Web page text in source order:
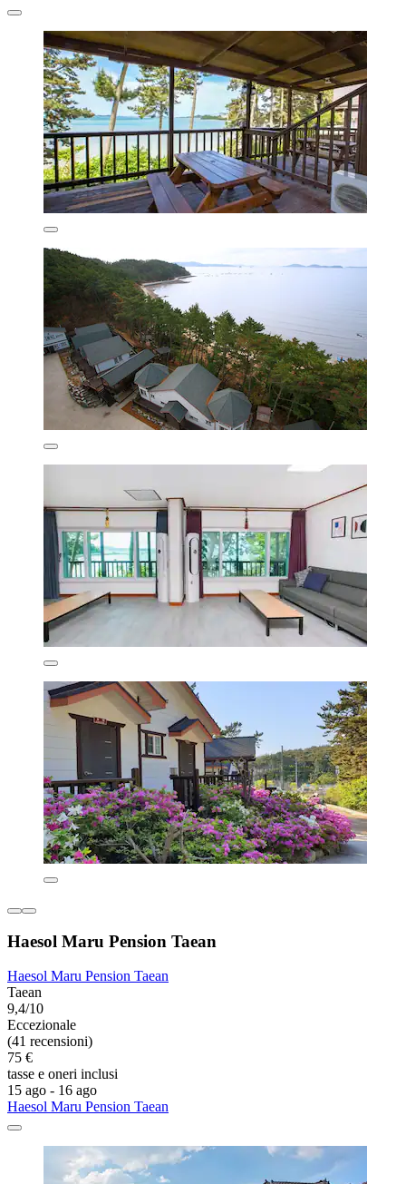
Haesol Maru Pension Taean
Haesol Maru Pension Taean
Taean
9,4/10
Eccezionale
(41 recensioni)
75 €
tasse e oneri inclusi
15 ago - 16 ago
Haesol Maru Pension Taean